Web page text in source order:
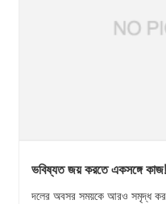
ভবিষ্যত জয় করতে একসঙ্গে
দলের অবসর সময়কে আরও সমৃদ্ধ